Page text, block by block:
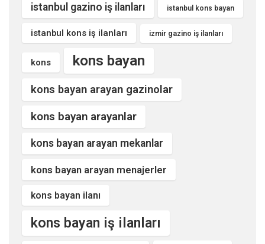
istanbul gazino iş ilanları istanbul kons bayan
istanbul kons iş ilanları izmir gazino iş ilanları
kons kons bayan
kons bayan arayan gazinolar
kons bayan arayanlar
kons bayan arayan mekanlar
kons bayan arayan menajerler
kons bayan ilanı
kons bayan iş ilanları